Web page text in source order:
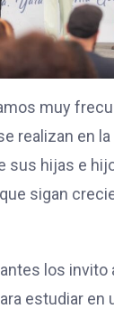
muy
realizan en
sus hijas e
sigan
los invito
estudiar en